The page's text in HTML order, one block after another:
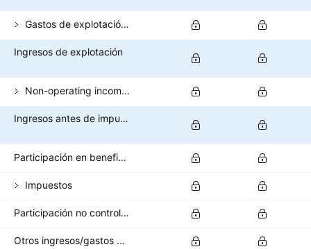
Gastos de explotación (excluido el coste de los bienes vendidos)
Ingresos de explotación
Non-operating income (total)
Ingresos antes de impuestos
Participación en beneficios
Impuestos
Participación no controladora/interés minoritario
Otros ingresos/gastos después de impuestos